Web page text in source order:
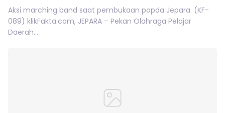
Aksi marching band saat pembukaan popda Jepara. (KF-
089) klikFakta.com, JEPARA – Pekan Olahraga Pelajar
Daerah...